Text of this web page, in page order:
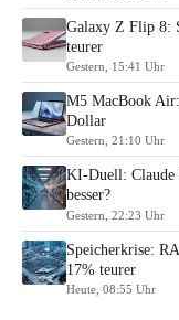
Galaxy Z Flip 8:
teurer
Gestern, 15:41 Uhr
M5 MacBook
Dollar
Gestern, 21:10 Uhr
KI-Duell: Claude
besser?
Gestern, 22:23 Uhr
Speicherkrise:
17% teurer
Heute, 08:55 Uhr